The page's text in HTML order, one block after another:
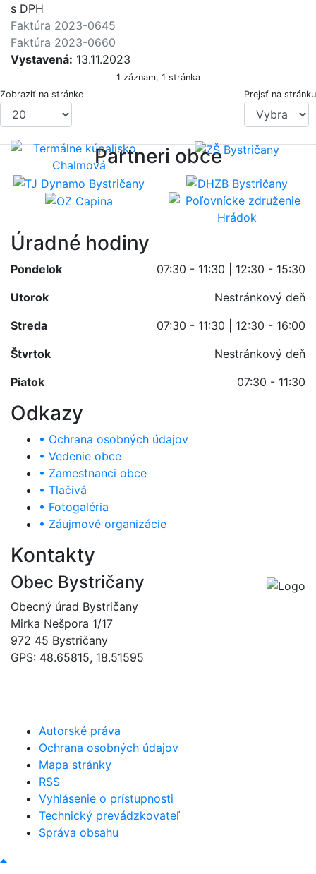
s DPH
Faktúra 2023-0645
Faktúra 2023-0660
Vystavená: 13.11.2023
1 záznam, 1 stránka
Zobraziť na stránke
Prejsť na stránku
Partneri obce
Úradné hodiny
Pondelok
07:30 - 11:30 | 12:30 - 15:30
Utorok
Nestránkový deň
Streda
07:30 - 11:30 | 12:30 - 16:00
Štvrtok
Nestránkový deň
Piatok
07:30 - 11:30
Odkazy
• Ochrana osobných údajov
• Vedenie obce
• Zamestnanci obce
• Tlačivá
• Fotogaléria
• Záujmové organizácie
Kontakty
Obec Bystričany
Obecný úrad Bystričany
Mirka Nešpora 1/17
972 45 Bystričany
GPS: 48.65815, 18.51595
Autorské práva
Ochrana osobných údajov
Mapa stránky
RSS
Vyhlásenie o prístupnosti
Technický prevádzkovateľ
Správa obsahu